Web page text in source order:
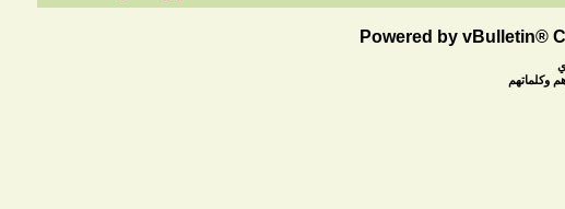
Powered by vBulletin®
وكلماتهم